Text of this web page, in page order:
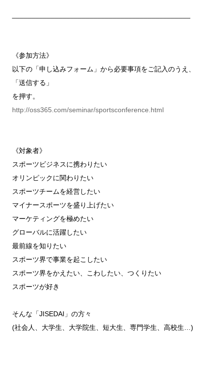
《参加方法》
以下の「申し込みフォーム」から必要事項をご記入のうえ、
「送信する」
を押す。
http://oss365.com/seminar/sportsconference.html
《対象者》
スポーツビジネスに携わりたい
オリンピックに関わりたい
スポーツチームを経営したい
マイナースポーツを盛り上げたい
マーケティングを極めたい
グローバルに活躍したい
最前線を知りたい
スポーツ界で事業を起こしたい
スポーツ界をかえたい、こわしたい、つくりたい
スポーツが好き
そんな「JISEDAI」の方々
(社会人、大学生、大学院生、短大生、専門学生、高校生…)